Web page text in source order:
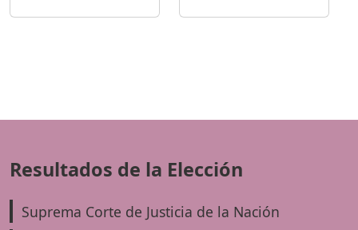
Resultados de la Elección
Suprema Corte de Justicia de la Nación